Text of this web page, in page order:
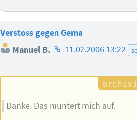
Verstoss gegen Gema
Manuel B. Homepage
Autors
11.02.2006 13:22
Danke. Das muntert mich auf.